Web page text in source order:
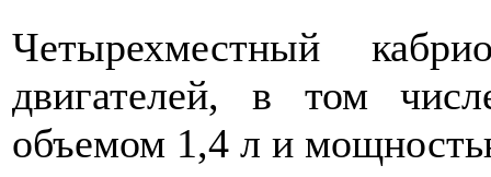
Четырехместный
двигателей, в том
объемом 1,4 л и